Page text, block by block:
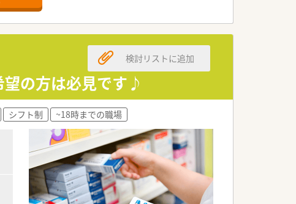
響の話などをされているそうです。
望の方は必見です♪
検討リストに追加
シフト制 ~18時までの職場